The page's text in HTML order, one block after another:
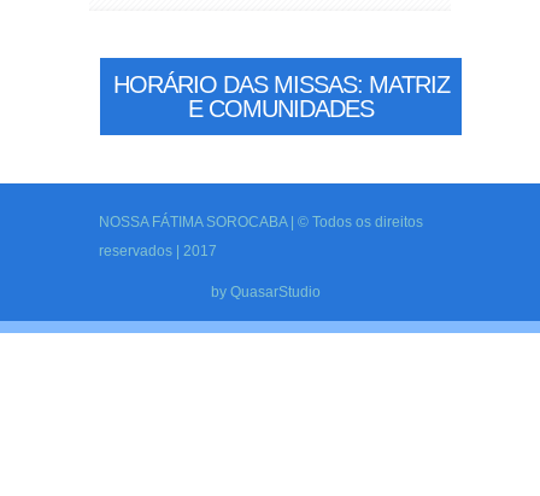
HORÁRIO DAS MISSAS: MATRIZ
E COMUNIDADES
NOSSA FÁTIMA SOROCABA | © Todos os direitos
reservados | 2017
by QuasarStudio